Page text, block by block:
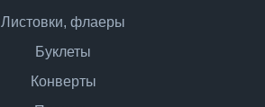
Листовки, флаеры
Буклеты
Конверты